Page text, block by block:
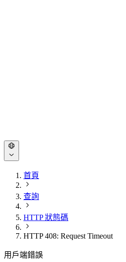
首頁
查詢
HTTP 狀態碼
HTTP 408: Request Timeout
用戶端錯誤